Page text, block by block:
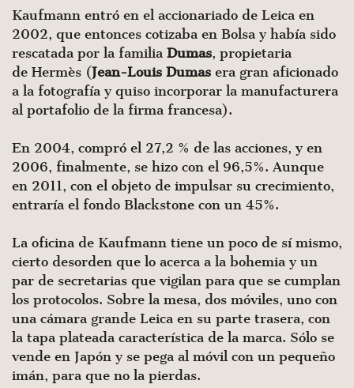
Kaufmann entró en el accionariado de Leica en
2002, que entonces cotizaba en Bolsa y había sido
rescatada por la familia Dumas, propietaria
de Hermès (Jean-Louis Dumas era gran aficionado
a la fotografía y quiso incorporar la manufacturera
al portafolio de la firma francesa).
En 2004, compró el 27,2 % de las acciones, y en
2006, finalmente, se hizo con el 96,5%. Aunque
en 2011, con el objeto de impulsar su crecimiento,
entraría el fondo Blackstone con un 45%.
La oficina de Kaufmann tiene un poco de sí mismo,
cierto desorden que lo acerca a la bohemia y un
par de secretarias que vigilan para que se cumplan
los protocolos. Sobre la mesa, dos móviles, uno con
una cámara grande Leica en su parte trasera, con
la tapa plateada característica de la marca. Sólo se
vende en Japón y se pega al móvil con un pequeño
imán, para que no la pierdas.